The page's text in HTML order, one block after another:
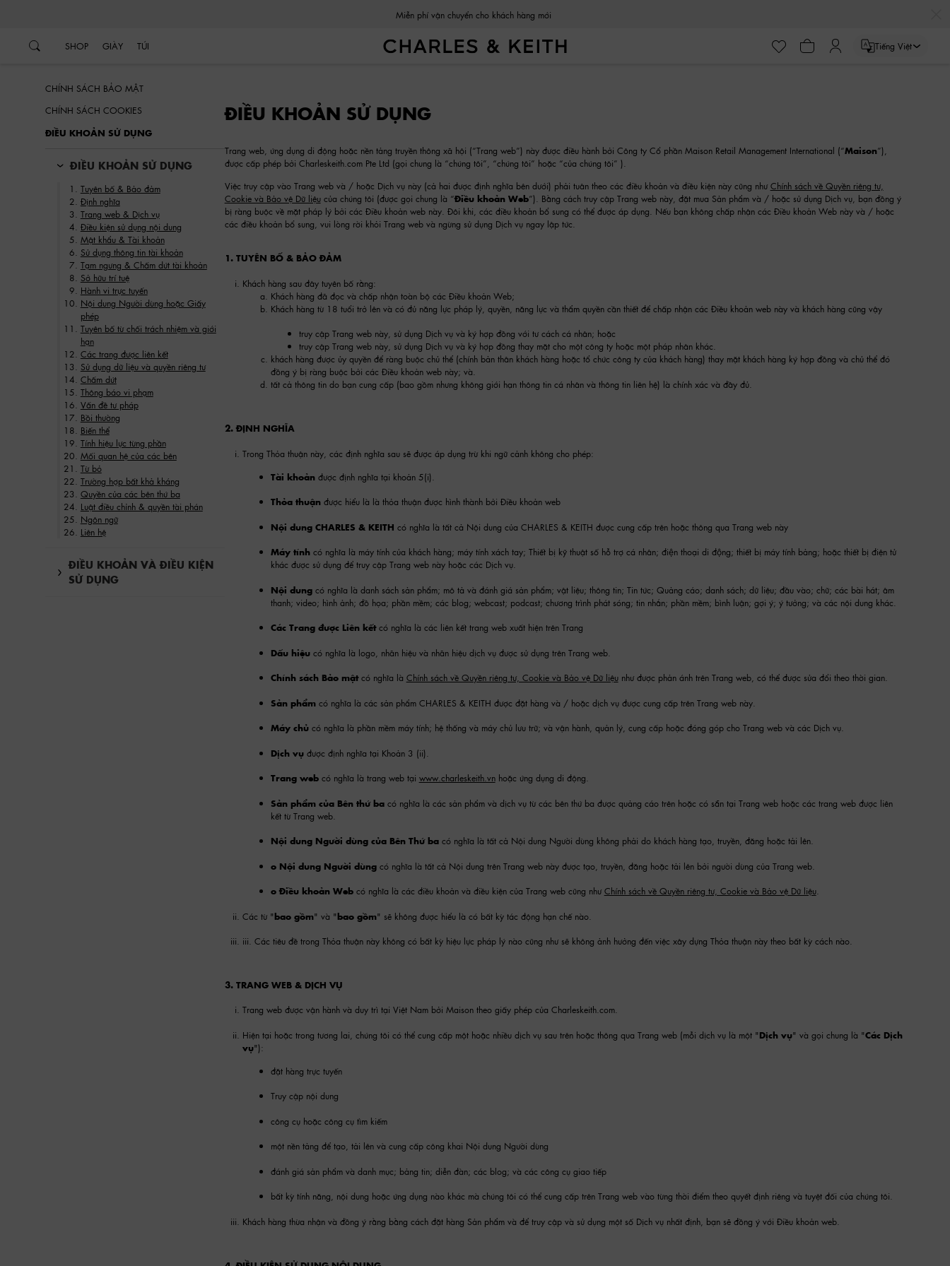
Miễn phí vận chuyển cho khách hàng mới
SHOP GIÀY TÚI Tiếng Việt
CHÍNH SÁCH BẢO MẬT
CHÍNH SÁCH COOKIES
ĐIỀU KHOẢN SỬ DỤNG
ĐIỀU KHOẢN SỬ DỤNG
Tuyên bố & Bảo đảm
Định nghĩa
Trang web & Dịch vụ
Điều kiện sử dụng nội dung
Mật khẩu & Tài khoản
Sử dụng thông tin tài khoản
Tạm ngưng & Chấm dứt tài khoản
Sở hữu trí tuệ
Hành vi trực tuyến
Nội dung Người dùng hoặc Giấy
phép
Tuyên bố từ chối trách nhiệm và giới
hạn
Các trang được liên kết
Sử dụng dữ liệu và quyền riêng tư
Chấm dứt
Thông báo vi phạm
Vấn đề tư pháp
Bồi thường
Biến thể
Tính hiệu lực từng phần
Mối quan hệ của các bên
Từ bỏ
Trường hợp bất khả kháng
Quyền của các bên thứ ba
Luật điều chỉnh & quyền tài phán
Ngôn ngữ
Liên hệ
ĐIỀU KHOẢN VÀ ĐIỀU KIỆN
SỬ DỤNG
ĐIỀU KHOẢN SỬ DỤNG
Trang web, ứng dụng di động hoặc nền tảng truyền thông xã hội (“Trang web”) này được điều hành bởi Công ty Cổ phần Maison Retail Management International (“Maison”),
được cấp phép bởi Charleskeith.com Pte Ltd (gọi chung là “chúng tôi”, “chúng tôi” hoặc “của chúng tôi” ).
Việc truy cập vào Trang web và / hoặc Dịch vụ này (cả hai được định nghĩa bên dưới) phải tuân theo các điều khoản và điều kiện này cũng như Chính sách về Quyền riêng tư,
Cookie và Bảo vệ Dữ liệucủa chúng tôi (được gọi chung là “Điều khoản Web”). Bằng cách truy cập Trang web này, đặt mua Sản phẩm và / hoặc sử dụng Dịch vụ, bạn đồng ý
bị ràng buộc về mặt pháp lý bởi các Điều khoản web này. Đôi khi, các điều khoản bổ sung có thể được áp dụng. Nếu bạn không chấp nhận các Điều khoản Web này và / hoặc
các điều khoản bổ sung, vui lòng rời khỏi Trang web và ngừng sử dụng Dịch vụ ngay lập tức.
1. TUYÊN BỐ & BẢO ĐẢM
Khách hàng sau đây tuyên bố rằng:
Khách hàng đã đọc và chấp nhận toàn bộ các Điều khoản Web;
Khách hàng từ 18 tuổi trở lên và có đủ năng lực pháp lý, quyền, năng lực và thẩm quyền cần thiết để chấp nhận các Điều khoản web này và khách hàng cũng vậy
truy cập Trang web này, sử dụng Dịch vụ và ký hợp đồng với tư cách cá nhân; hoặc
truy cập Trang web này, sử dụng Dịch vụ và ký hợp đồng thay mặt cho một công ty hoặc một pháp nhân khác.
khách hàng được ủy quyền để ràng buộc chủ thể (chính bản thân khách hàng hoặc tổ chức công ty của khách hàng) thay mặt khách hàng ký hợp đồng và chủ thể đó
đồng ý bị ràng buộc bởi các Điều khoản web này; và.
tất cả thông tin do bạn cung cấp (bao gồm nhưng không giới hạn thông tin cá nhân và thông tin liên hệ) là chính xác và đầy đủ.
2. ĐỊNH NGHĨA
Trong Thỏa thuận này, các định nghĩa sau sẽ được áp dụng trừ khi ngữ cảnh không cho phép:
Tài khoảnđược định nghĩa tại khoản 5(i).
Thỏa thuậnđược hiểu là là thỏa thuận được hình thành bởi Điều khoản web
Nội dung CHARLES & KEITH có nghĩa là tất cả Nội dung của CHARLES & KEITH được cung cấp trên hoặc thông qua Trang web này
Máy tính có nghĩa là máy tính của khách hàng; máy tính xách tay; Thiết bị kỹ thuật số hỗ trợ cá nhân; điện thoại di động; thiết bị máy tính bảng; hoặc thiết bị điện tử
khác được sử dụng để truy cập Trang web này hoặc các Dịch vụ.
Nội dung có nghĩa là danh sách sản phẩm; mô tả và đánh giá sản phẩm; vật liệu; thông tin; Tin tức; Quảng cáo; danh sách; dữ liệu; đầu vào; chữ; các bài hát; âm
thanh; video; hình ảnh; đồ họa; phần mềm; các blog; webcast; podcast; chương trình phát sóng; tin nhắn; phần mềm; bình luận; gợi ý; ý tưởng; và các nội dung khác.
Các Trang được Liên kếtcó nghĩa là các liên kết trang web xuất hiện trên Trang
Dấu hiệu có nghĩa là logo, nhãn hiệu và nhãn hiệu dịch vụ được sử dụng trên Trang web.
Chính sách Bảo mậtcó nghĩa là Chính sách về Quyền riêng tư, Cookie và Bảo vệ Dữ liệunhư được phản ánh trên Trang web, có thể được sửa đổi theo thời gian.
Sản phẩm có nghĩa là các sản phẩm CHARLES & KEITH được đặt hàng và / hoặc dịch vụ được cung cấp trên Trang web này.
Máy chủ có nghĩa là phần mềm máy tính; hệ thống và máy chủ lưu trữ; và vận hành, quản lý, cung cấp hoặc đóng góp cho Trang web và các Dịch vụ.
Dịch vụ được định nghĩa tại Khoản 3 (ii).
Trang web có nghĩa là trang web tại www.charleskeith.vnhoặc ứng dụng di động.
Sản phẩm của Bên thứ ba có nghĩa là các sản phẩm và dịch vụ từ các bên thứ ba được quảng cáo trên hoặc có sẵn tại Trang web hoặc các trang web được liên
kết từ Trang web.
Nội dung Người dùng của Bên Thứ ba có nghĩa là tất cả Nội dung Người dùng không phải do khách hàng tạo, truyền, đăng hoặc tải lên.
o Nội dung Người dùng có nghĩa là tất cả Nội dung trên Trang web này được tạo, truyền, đăng hoặc tải lên bởi người dùng của Trang web.
o Điều khoản Web có nghĩa là các điều khoản và điều kiện của Trang web cũng như Chính sách về Quyền riêng tư, Cookie và Bảo vệ Dữ liệu.
Các từ "bao gồm" và "bao gồm" sẽ không được hiểu là có bất kỳ tác động hạn chế nào.
iii. Các tiêu đề trong Thỏa thuận này không có bất kỳ hiệu lực pháp lý nào cũng như sẽ không ảnh hưởng đến việc xây dựng Thỏa thuận này theo bất kỳ cách nào.
3. TRANG WEB & DỊCH VỤ
Trang web được vận hành và duy trì tại Việt Nam bởi Maison theo giấy phép của Charleskeith.com.
Hiện tại hoặc trong tương lai, chúng tôi có thể cung cấp một hoặc nhiều dịch vụ sau trên hoặc thông qua Trang web (mỗi dịch vụ là một "Dịch vụ" và gọi chung là "Các Dịch
vụ"):
đặt hàng trực tuyến
Truy cập nội dung
công cụ hoặc công cụ tìm kiếm
một nền tảng để tạo, tải lên và cung cấp công khai Nội dung Người dùng
đánh giá sản phẩm và danh mục; bảng tin; diễn đàn; các blog; và các công cụ giao tiếp
bất kỳ tính năng, nội dung hoặc ứng dụng nào khác mà chúng tôi có thể cung cấp trên Trang web vào từng thời điểm theo quyết định riêng và tuyệt đối của chúng tôi.
Khách hàng thừa nhận và đồng ý rằng bằng cách đặt hàng Sản phẩm và để truy cập và sử dụng một số Dịch vụ nhất định, bạn sẽ đồng ý với Điều khoản web.